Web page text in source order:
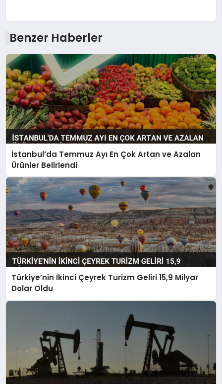
Benzer Haberler
İstanbul’da Temmuz Ayı En Çok Artan ve Azalan
Ürünler Belirlendi
Türkiye’nin İkinci Çeyrek Turizm Geliri 15,9 Milyar
Dolar Oldu